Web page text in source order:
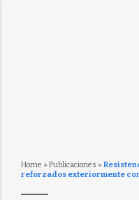
Home » Publicaciones »
reforzados exteriormente